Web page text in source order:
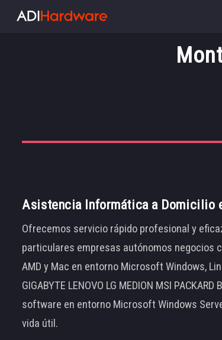
Asistencia Informática a Domicilio
Ofrecemos servicio rápido profesional y
particulares empresas autónomos negocios
AMD y Mac en entorno Microsoft Windows,
GIGABYTE LENOVO LG MEDION MSI
software en entorno Microsoft Windows
vida útil.